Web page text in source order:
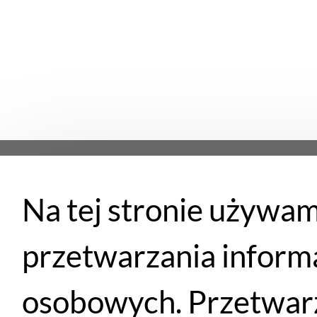
Płatności
eRaty
Płatność przy
odbiorze
Na tej stronie
przetwarzania
osobowych.